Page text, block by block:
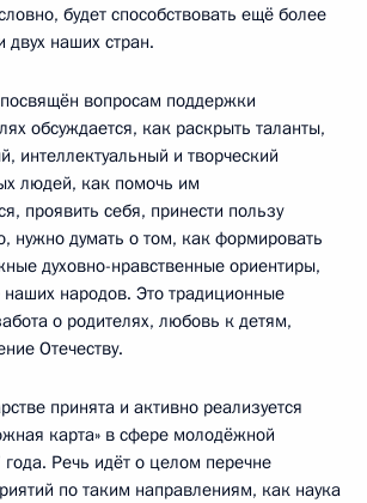
будет способствовать ещё более
двух наших стран.
вопросам поддержки
обсуждается, как раскрыть таланты,
интеллектуальный и творческий
людей, как помочь им
проявить себя, принести пользу
нужно думать о том, как формировать
духовно-нравственные ориентиры,
наших народов. Это традиционные
о родителях, любовь к детям,
Отечеству.
принята и активно реализуется
карта» в сфере молодёжной
Речь идёт о целом перечне
по таким направлениям, как наука